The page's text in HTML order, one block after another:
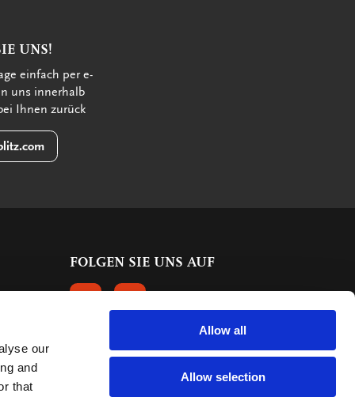
our
and
that
Allow all
Allow selection
UNS!
einfach per e-
uns innerhalb
Ihnen zurück
FOLGEN SIE UNS AUF
FOLGEN SIE UNS AUF FACEBOOK
FOLGEN SIE UNS AUF INSTAGRAM
KUNDENBEWERTUNGEN